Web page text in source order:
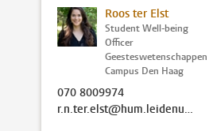
Roos ter Elst
Student Well-being
Officer
Geesteswetenschappen
Campus Den Haag
070 8009974
r.n.ter.elst@hum.leidenuniv.nl